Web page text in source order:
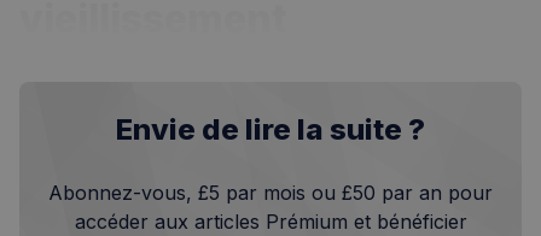
Envie de lire la suite ?
Abonnez-vous, £5 par mois ou £50 par an pour
accéder aux articles Prémium et bénéficier